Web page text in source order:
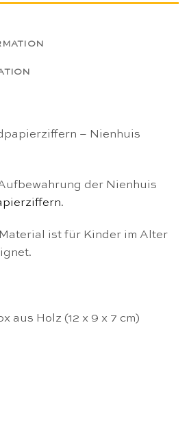
– Nienhuis
der Nienhuis
.
ist für Kinder im Alter
aus Holz (12 x 9 x 7 cm)